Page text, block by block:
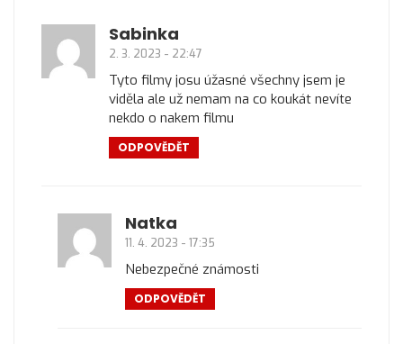
Sabinka
2. 3. 2023 - 22:47
Tyto filmy josu úžasné všechny jsem je
viděla ale už nemam na co koukát nevíte
nekdo o nakem filmu
ODPOVĚDĚT
Natka
11. 4. 2023 - 17:35
Nebezpečné známosti
ODPOVĚDĚT